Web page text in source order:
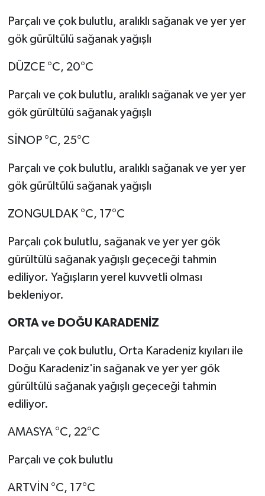
Parçalı ve çok bulutlu, aralıklı sağanak ve yer yer
gök gürültülü sağanak yağışlı
DÜZCE °C, 20°C
Parçalı ve çok bulutlu, aralıklı sağanak ve yer yer
gök gürültülü sağanak yağışlı
SİNOP °C, 25°C
Parçalı ve çok bulutlu, aralıklı sağanak ve yer yer
gök gürültülü sağanak yağışlı
ZONGULDAK °C, 17°C
Parçalı çok bulutlu, sağanak ve yer yer gök
gürültülü sağanak yağışlı geçeceği tahmin
ediliyor. Yağışların yerel kuvvetli olması
bekleniyor.
ORTA ve DOĞU KARADENİZ
Parçalı ve çok bulutlu, Orta Karadeniz kıyıları ile
Doğu Karadeniz'in sağanak ve yer yer gök
gürültülü sağanak yağışlı geçeceği tahmin
ediliyor.
AMASYA °C, 22°C
Parçalı ve çok bulutlu
ARTVİN °C, 17°C